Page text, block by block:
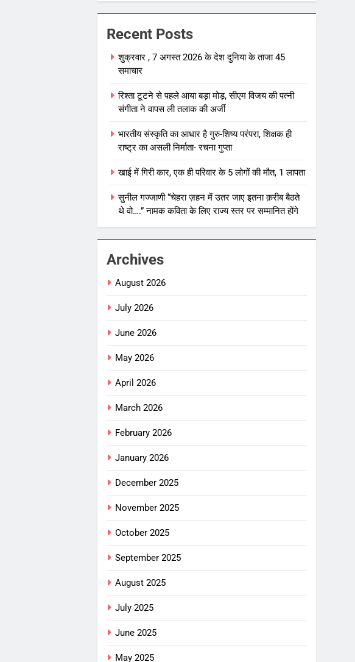
Recent Posts
शुक्रवार , 7 अगस्त 2026 के देश दुनिया के ताजा 45
समाचार
रिश्ता टूटने से पहले आया बड़ा मोड़, सीएम विजय की पत्नी
संगीता ने वापस ली तलाक की अर्जी
भारतीय संस्कृति का आधार है गुरु-शिष्य परंपरा, शिक्षक ही
राष्ट्र का असली निर्माता- रचना गुप्ता
खाई में गिरी कार, एक ही परिवार के 5 लोगों की मौत, 1 लापता
सुनील गज्जाणी “चेहरा ज़हन में उतर जाए इतना क़रीब बैठते
थे वो….” नामक कविता के लिए राज्य स्तर पर सम्मानित होंगे
Archives
August 2026
July 2026
June 2026
May 2026
April 2026
March 2026
February 2026
January 2026
December 2025
November 2025
October 2025
September 2025
August 2025
July 2025
June 2025
May 2025